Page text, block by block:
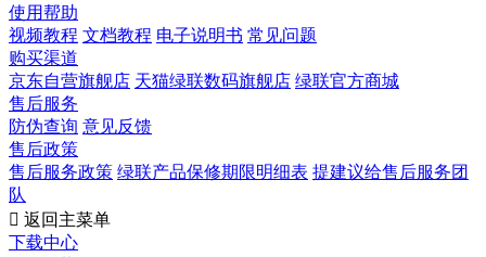
使用帮助
视频教程 文档教程 电子说明书 常见问题
购买渠道
京东自营旗舰店 天猫绿联数码旗舰店 绿联官方商城
售后服务
防伪查询 意见反馈
售后政策
售后服务政策 绿联产品保修期限明细表 提建议给售后服务团
队
 返回主菜单
下载中心